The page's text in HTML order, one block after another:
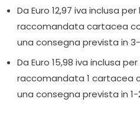
Da Euro 12,97 iva inclusa
raccomandata cartacea
una consegna prevista in
Da Euro 15,98 iva inclusa
raccomandata 1 cartacea
una consegna prevista in